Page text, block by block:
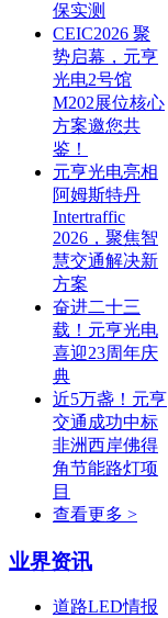
保实测
CEIC2026 聚
势启幕，元亨
光电2号馆
M202展位核心
方案邀您共
鉴！
元亨光电亮相
阿姆斯特丹
Intertraffic
2026，聚焦智
慧交通解决新
方案
奋进二十三
载！元亨光电
喜迎23周年庆
典
近5万盏！元亨
交通成功中标
非洲西岸佛得
角节能路灯项
目
查看更多 >
业界资讯
道路LED情报